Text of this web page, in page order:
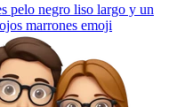
pelo negro liso largo y un
marrones emoji